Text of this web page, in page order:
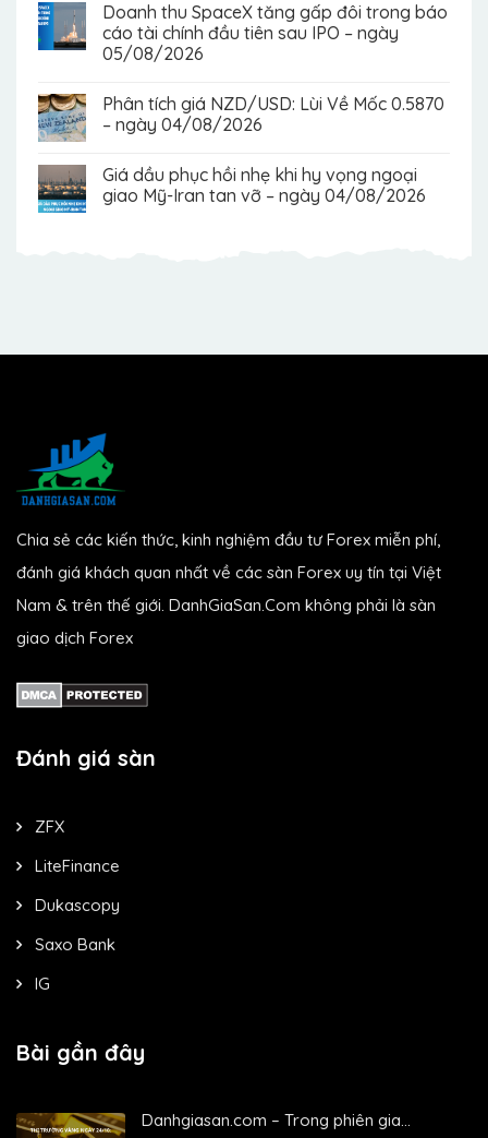
Doanh thu SpaceX tăng gấp đôi trong báo
cáo tài chính đầu tiên sau IPO – ngày
05/08/2026
Phân tích giá NZD/USD: Lùi Về Mốc 0.5870
– ngày 04/08/2026
Giá dầu phục hồi nhẹ khi hy vọng ngoại
giao Mỹ-Iran tan vỡ – ngày 04/08/2026
Chia sẻ các kiến thức, kinh nghiệm đầu tư Forex miễn phí,
đánh giá khách quan nhất về các sàn Forex uy tín tại Việt
Nam & trên thế giới. DanhGiaSan.Com không phải là sàn
giao dịch Forex
Đánh giá sàn
ZFX
LiteFinance
Dukascopy
Saxo Bank
IG
Bài gần đây
Danhgiasan.com – Trong phiên gia...